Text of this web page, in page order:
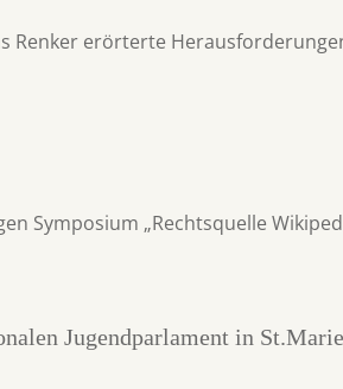
Renker erörterte
Symposium „Rechtsquelle
Jugendparlament in